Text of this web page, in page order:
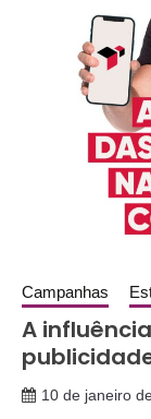
Campanhas
A
10 de janeiro